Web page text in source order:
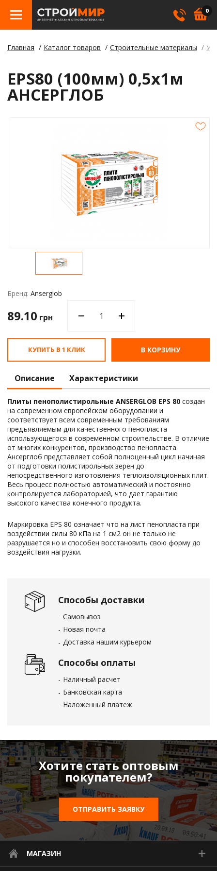
0
Смеси
Главная Каталог товаров Строительные материалы
EPS80 (100мм) 0,5х1м
АНСЕРГЛОБ
Бренд: Anserglob
89.10 грн
КУПИТЬ В 1 КЛИК В КОРЗИНУ
Способы доставки
Самовывоз
Новая почта
Доставка нашим курьером
Способы оплаты
Наличный расчет
Банковская карта
Наложенный платеж
Описание Характеристики
Плиты пенополистирольные ANSERGLOB EPS 80 создан
на современном европейском оборудовании и
соответствует всем современным требованиям
предъявляемым для качественного пенопласта
использующегося в современном строительстве. В отличие
от многих конкурентов, производство пенопласта
Ансерглоб представляет собой полноценный цикл начиная
от подготовки полистирольных зерен до
непосредственного изготовления теплоизоляционных плит.
Весь процесс полностью автоматический и постоянно
контролируется лабораторией, что дает гарантию
высокого качества конечного продукта.
Маркировка EPS 80 означает что на лист пенопласта при
воздействии силы 80 кПа на 1 см2 он не только не
разрушается но и способен восстановить свою форму до
воздействия нагрузки.
Хотите стать оптовым
покупателем?
ОТПРАВИТЬ ЗАЯВКУ
МАГАЗИН